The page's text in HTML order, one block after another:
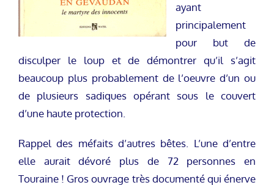
ayant
principalement
pour but de
disculper le loup et de démontrer qu’il s’agit
beaucoup plus probablement de l’oeuvre d’un ou
de plusieurs sadiques opérant sous le couvert
d’une haute protection.
Rappel des méfaits d’autres bêtes. L’une d’entre
elle aurait dévoré plus de 72 personnes en
Touraine ! Gros ouvrage très documenté qui énerve